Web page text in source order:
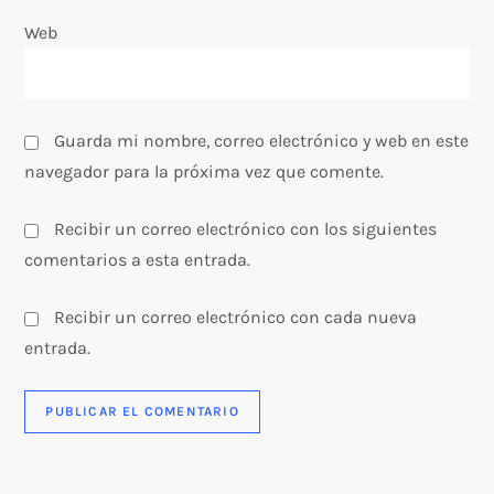
a
a
s
Web
Guarda mi nombre, correo electrónico y web en este
navegador para la próxima vez que comente.
Recibir un correo electrónico con los siguientes
comentarios a esta entrada.
Recibir un correo electrónico con cada nueva
entrada.